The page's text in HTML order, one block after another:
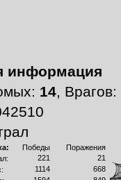
информация
14, Врагов:
Победы
Поражения
221
21
1114
668